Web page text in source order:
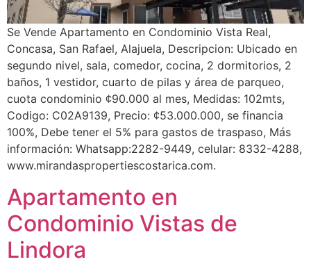
Se Vende Apartamento en Condominio Vista Real,
Concasa, San Rafael, Alajuela, Descripcion: Ubicado en
segundo nivel, sala, comedor, cocina, 2 dormitorios, 2
baños, 1 vestidor, cuarto de pilas y área de parqueo,
cuota condominio ¢90.000 al mes, Medidas: 102mts,
Codigo: C02A9139, Precio: ¢53.000.000, se financia
100%, Debe tener el 5% para gastos de traspaso, Más
información: Whatsapp:2282-9449, celular: 8332-4288,
www.mirandaspropertiescostarica.com.
Apartamento en
Condominio Vistas de
Lindora